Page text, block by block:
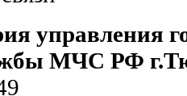
управления
МЧС РФ